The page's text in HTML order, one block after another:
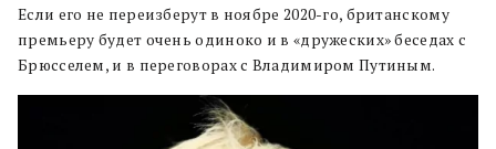
Если его не переизберут в ноябре 2020-го, британскому
премьеру будет очень одиноко и в «дружеских» беседах с
Брюсселем, и в переговорах с Владимиром Путиным.